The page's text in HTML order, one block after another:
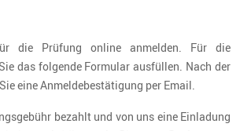
die Prüfung online anmelden. Für die
das folgende Formular ausfüllen. Nach der
eine Anmeldebestätigung per Email.
bezahlt und von uns eine Einladung